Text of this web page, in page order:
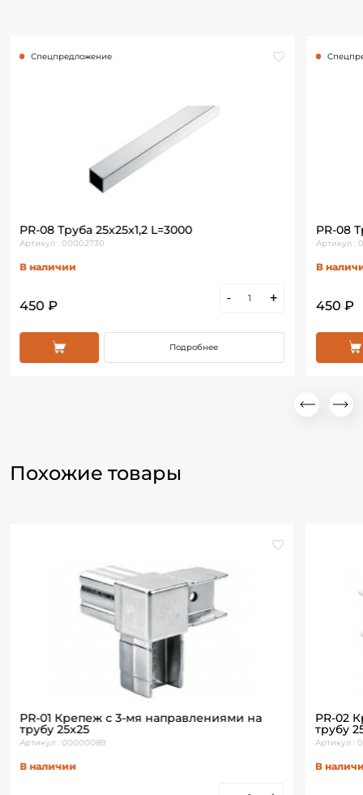
PR-08 Труба 25х25х1,2 L=3000
Артикул : 00002730
В наличии
450 ₽
- +
Подробнее
Спецпредложение
PR-08
Артикул :
В
450 ₽
Похожие товары
PR-01 Крепеж с 3-мя направлениями на
трубу 25х25
Артикул : 00000089
В наличии
PR-02
трубу
Артикул :
В